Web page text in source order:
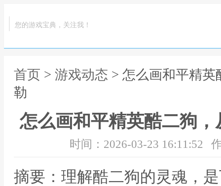
您的游戏宝典，关注我！
首页 > 游戏动态 > 怎么画和平精
勒
怎么画和平精英酷二狗
时间：2026-03-23 16:11:52
摘要：理解酷二狗的灵魂，